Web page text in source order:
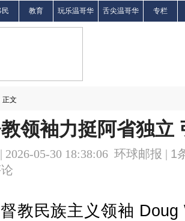
民 教育 玩乐温哥华 舌尖温哥华 专栏
正文
领袖力挺阿省独立
| 2026-05-30 18:38:06 环球邮报 | 1
教民族主义领袖 Doug